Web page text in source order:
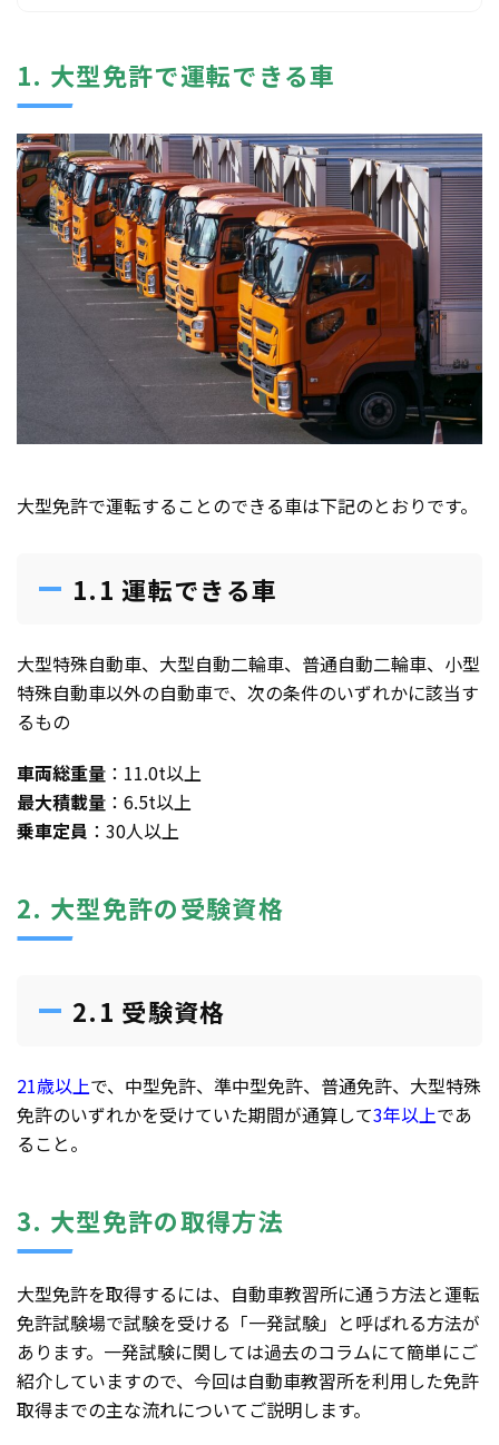
1. 大型免許で運転できる車
大型免許で運転することのできる車は下記のとおりです。
1.1 運転できる車
大型特殊自動車、大型自動二輪車、普通自動二輪車、小型
特殊自動車以外の自動車で、次の条件のいずれかに該当す
るもの
車両総重量 ：11.0t以上
最大積載量 ：6.5t以上
乗車定員 ：30人以上
2. 大型免許の受験資格
2.1 受験資格
21歳以上で、中型免許、準中型免許、普通免許、大型特殊
免許のいずれかを受けていた期間が通算して3年以上であ
ること。
3. 大型免許の取得方法
大型免許を取得するには、自動車教習所に通う方法と運転
免許試験場で試験を受ける「一発試験」と呼ばれる方法が
あります。一発試験に関しては過去のコラムにて簡単にご
紹介していますので、今回は自動車教習所を利用した免許
取得までの主な流れについてご説明します。